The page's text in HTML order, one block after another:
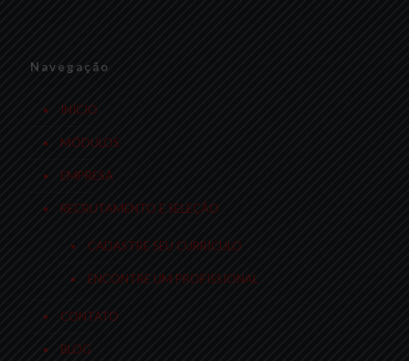
Navegação
INÍCIO
MÓDULOS
EMPRESA
RECRUTAMENTO E SELEÇÃO
CADASTRE SEU CURRÍCULO
ENCONTRE UM PROFISSIONAL
CONTATO
BLOG